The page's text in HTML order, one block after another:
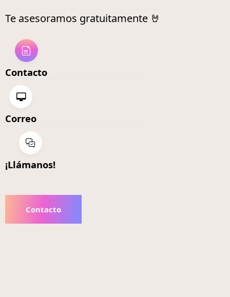
Te asesoramos gratuitamente 🤘
Contacto
Correo
¡Llámanos!
Contacto